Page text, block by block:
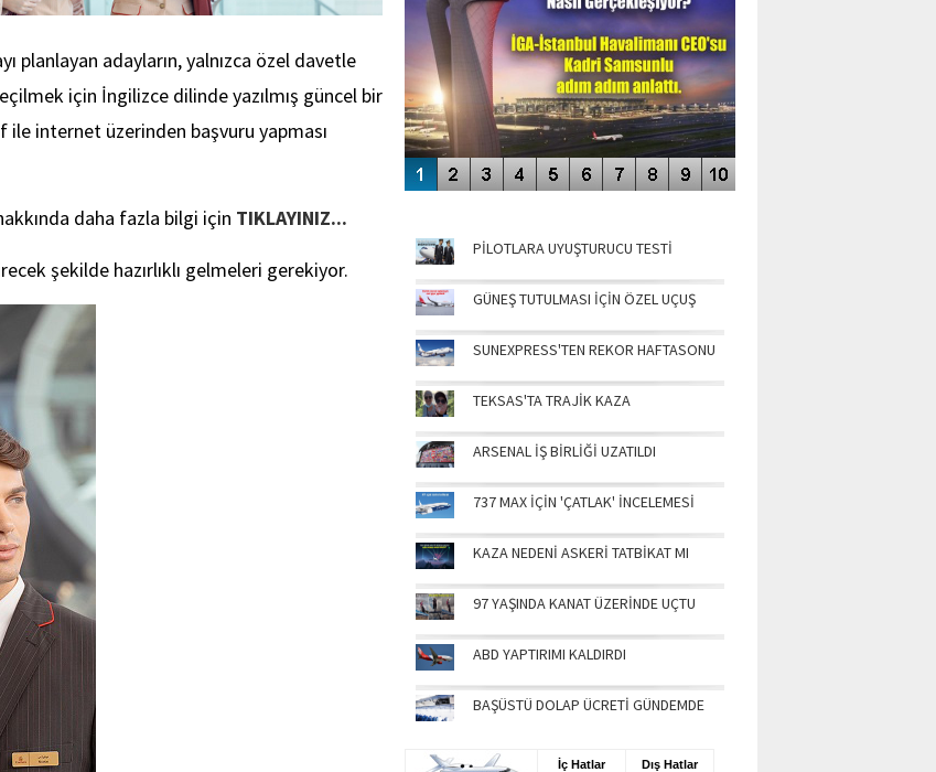
planlayan adayların, yalnızca özel davetle
için İngilizce dilinde yazılmış güncel bir
internet üzerinden başvuru yapması
daha fazla bilgi için TIKLAYINIZ...
şekilde hazırlıklı gelmeleri gerekiyor.
PİLOTLARA UYUŞTURUCU TESTİ
GÜNEŞ TUTULMASI İÇİN ÖZEL UÇUŞ
SUNEXPRESS'TEN REKOR HAFTASONU
TEKSAS'TA TRAJİK KAZA
ARSENAL İŞ BİRLİĞİ UZATILDI
737 MAX İÇİN 'ÇATLAK' İNCELEMESİ
KAZA NEDENİ ASKERİ TATBİKAT MI
97 YAŞINDA KANAT ÜZERİNDE UÇTU
ABD YAPTIRIMI KALDIRDI
BAŞÜSTÜ DOLAP ÜCRETİ GÜNDEMDE
İç Hatlar Dış Hatlar